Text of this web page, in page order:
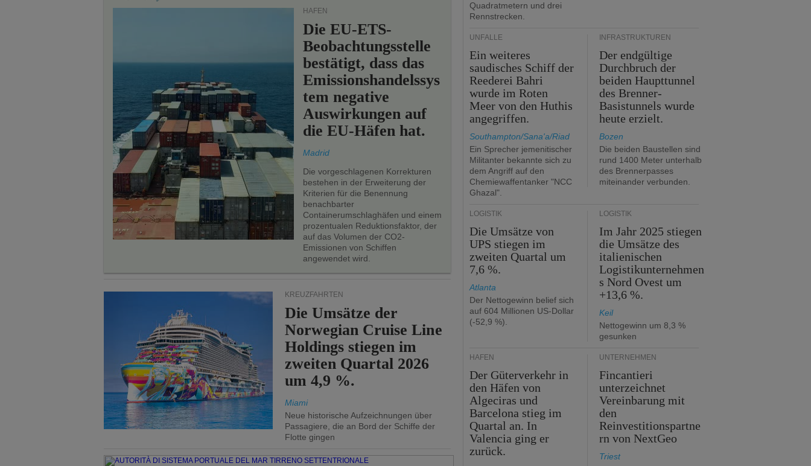
HÄFEN
Die EU-ETS-
Beobachtungsstelle
bestätigt, dass das
Emissionshandelssys
tem negative
Auswirkungen auf
die EU-Häfen hat.
Madrid
Die vorgeschlagenen Korrekturen
bestehen in der Erweiterung der
Kriterien für die Benennung
benachbarter
Containerumschlaghäfen und einem
prozentualen Reduktionsfaktor, der
auf das Volumen der CO2-
Emissionen von Schiffen
angewendet wird.
KREUZFAHRTEN
Die Umsätze der
Norwegian Cruise Line
Holdings stiegen im
zweiten Quartal 2026
um 4,9 %.
Miami
Neue historische Aufzeichnungen über
Passagiere, die an Bord der Schiffe der
Flotte gingen
Quadratmetern und drei
Rennstrecken.
UNFÄLLE
Ein weiteres
saudisches Schiff der
Reederei Bahri
wurde im Roten
Meer von den Huthis
angegriffen.
Southampton/Sana'a/Riad
Ein Sprecher jemenitischer
Militanter bekannte sich zu
dem Angriff auf den
Chemiewaffentanker "NCC
Ghazal".
INFRASTRUKTUREN
Der endgültige
Durchbruch der
beiden Haupttunnel
des Brenner-
Basistunnels wurde
heute erzielt.
Bozen
Die beiden Baustellen sind
rund 1400 Meter unterhalb
des Brennerpasses
miteinander verbunden.
LOGISTIK
Die Umsätze von
UPS stiegen im
zweiten Quartal um
7,6 %.
Atlanta
Der Nettogewinn belief sich
auf 604 Millionen US-Dollar
(-52,9 %).
LOGISTIK
Im Jahr 2025 stiegen
die Umsätze des
italienischen
Logistikunternehmen
s Nord Ovest um
+13,6 %.
Keil
Nettogewinn um 8,3 %
gesunken
HÄFEN
Der Güterverkehr in
den Häfen von
Algeciras und
Barcelona stieg im
Quartal an. In
Valencia ging er
zurück.
UNTERNEHMEN
Fincantieri
unterzeichnet
Vereinbarung mit
den
Reinvestitionspartne
rn von NextGeo
Triest